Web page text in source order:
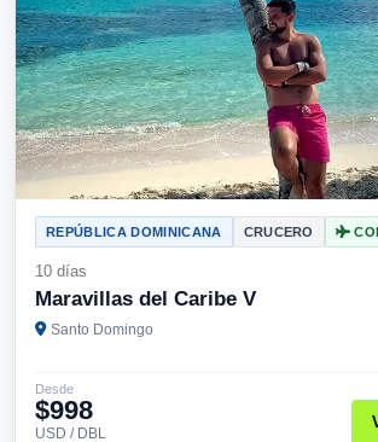
REPÚBLICA DOMINICANA CRUCERO
10 días
Maravillas del Caribe V
Santo Domingo
Desde
$998
USD / DBL